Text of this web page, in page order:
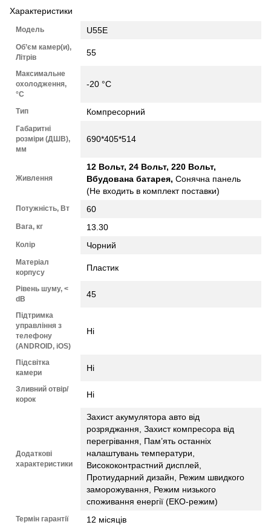
Характеристики
Модель U55E
Об’єм камер(и),
Літрів
55
Максимальне
охолодження,
°C
-20 °C
Тип Компресорний
Габаритні
розміри (ДШВ),
мм
690*405*514
Живлення
12 Вольт, 24 Вольт, 220 Вольт,
Вбудована батарея, Сонячна панель
(Не входить в комплект поставки)
Потужність, Вт 60
Вага, кг 13.30
Колір Чорний
Матеріал
корпусу
Пластик
Рівень шуму, <
dB
45
Підтримка
управління з
телефону
(ANDROID, iOS)
Ні
Підсвітка
камери
Ні
Зливний отвір/
корок
Ні
Додаткові
характеристики
Захист акумулятора авто від
розряджання, Захист компресора від
перегрівання, Пам’ять останніх
налаштувань температури,
Висококонтрастний дисплей,
Протиударний дизайн, Режим швидкого
заморожування, Режим низького
споживання енергії (ЕКО-режим)
Термін гарантії 12 місяців